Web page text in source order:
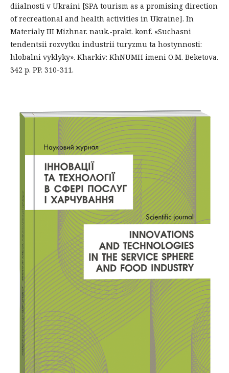
diialnosti v Ukraini [SPA tourism as a promising direction
of recreational and health activities in Ukraine]. In
Materialy III Mizhnar. nauk.-prakt. konf. «Suchasni
tendentsii rozvytku industrii turyzmu ta hostynnosti:
hlobalni vyklyky». Kharkiv: KhNUMH imeni O.M. Beketova.
342 p. PP. 310-311.